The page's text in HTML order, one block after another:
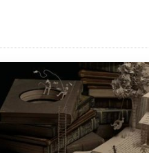
«Сколково» и ГК
анонсировали запуск
технологических
уровней образования
8 ИЮНЯ /ЧТО